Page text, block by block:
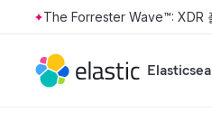
Skip to main content
The Forrester Wave™: XDR